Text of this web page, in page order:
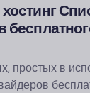
простых в